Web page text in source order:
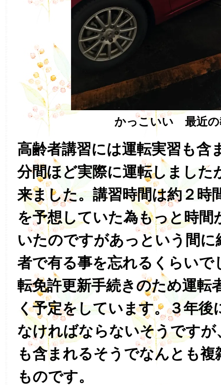
かっこいい 最近の
高齢者講習には運転実習も含
分間ほど実際に運転しました
来ました。講習時間は約２時
を予想していた為もっと時間
いたのですがあっという間に
者で有る事を忘れるくらいで
転免許更新手続きのため運転
く予定をしています。３年後
なければならないそうですが
も含まれるそうでなんとも
ものです。